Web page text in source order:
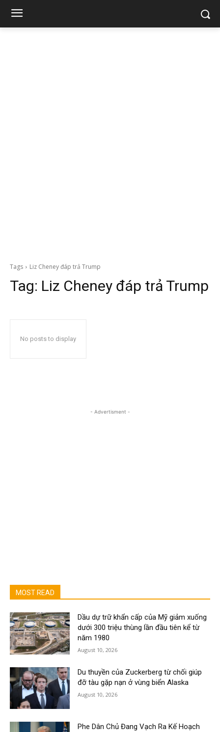
Tags Liz Cheney đáp trả Trump
Tag: Liz Cheney đáp trả Trump
No posts to display
- Advertisment -
MOST READ
Dầu dự trữ khẩn cấp của Mỹ giảm xuống
dưới 300 triệu thùng lần đầu tiên kể từ
năm 1980
August 10, 2026
Du thuyền của Zuckerberg từ chối giúp
đỡ tàu gặp nạn ở vùng biển Alaska
August 10, 2026
Phe Dân Chủ Đang Vạch Ra Kế Hoạch